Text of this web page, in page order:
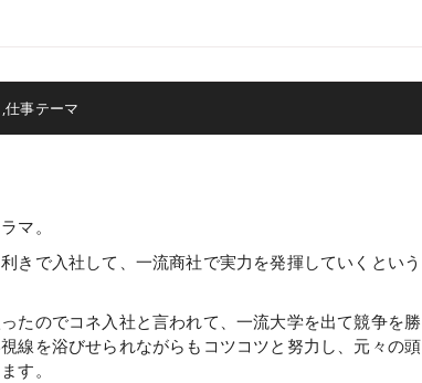
,仕事テーマ
マ。
きで入社して、一流商社で実力を発揮していくという
たのでコネ入社と言われて、一流大学を出て競争を勝
線を浴びせられながらもコツコツと努力し、元々の頭
す。